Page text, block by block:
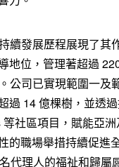
續發展歷程展現了其
地位，管理著超過
公司已實現範圍一及
過 14 億棵樹，並透
社區項目，賦能亞
的職場舉措持續促進
代理人的福祉和歸屬